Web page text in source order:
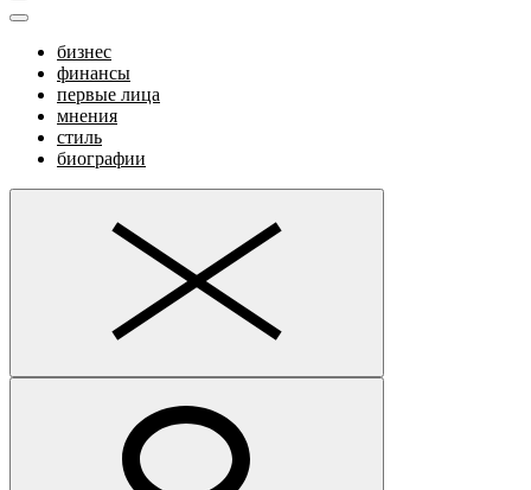
бизнес
финансы
первые лица
мнения
стиль
биографии